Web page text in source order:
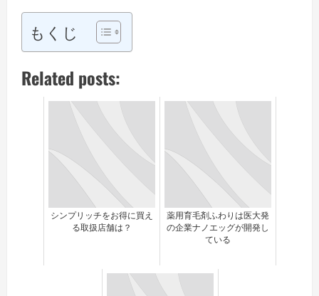
もくじ
Related posts:
シンプリッチをお得に買え
る取扱店舗は？
薬用育毛剤ふわりは医大発
の企業ナノエッグが開発し
ている